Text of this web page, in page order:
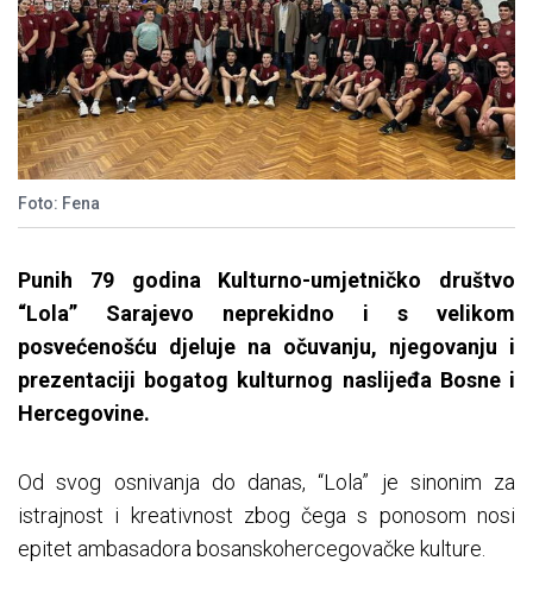
Foto: Fena
Punih 79 godina Kulturno-umjetničko društvo
“Lola” Sarajevo neprekidno i s velikom
posvećenošću djeluje na očuvanju, njegovanju i
prezentaciji bogatog kulturnog naslijeđa Bosne i
Hercegovine.
Od svog osnivanja do danas, “Lola” je sinonim za
istrajnost i kreativnost zbog čega s ponosom nosi
epitet ambasadora bosanskohercegovačke kulture.